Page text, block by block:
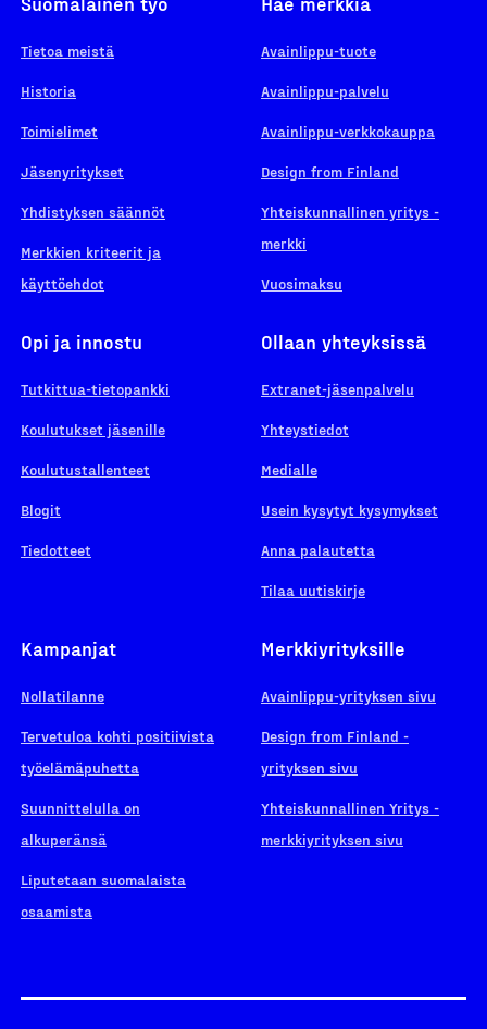
Tietoa meistä
Historia
Toimielimet
Jäsenyritykset
Yhdistyksen säännöt
Merkkien kriteerit ja
käyttöehdot
Avainlippu-tuote
Avainlippu-palvelu
Avainlippu-verkkokauppa
Design from Finland
Yhteiskunnallinen yritys -
merkki
Vuosimaksu
Opi ja innostu
Tutkittua-tietopankki
Koulutukset jäsenille
Koulutustallenteet
Blogit
Tiedotteet
Ollaan yhteyksissä
Extranet-jäsenpalvelu
Yhteystiedot
Medialle
Usein kysytyt kysymykset
Anna palautetta
Tilaa uutiskirje
Kampanjat
Nollatilanne
Tervetuloa kohti positiivista
työelämäpuhetta
Suunnittelulla on
alkuperänsä
Liputetaan suomalaista
osaamista
Merkkiyrityksille
Avainlippu-yrityksen sivu
Design from Finland -
yrityksen sivu
Yhteiskunnallinen Yritys -
merkkiyrityksen sivu